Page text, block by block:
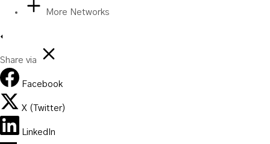
More Networks
Share via
Facebook
X (Twitter)
LinkedIn